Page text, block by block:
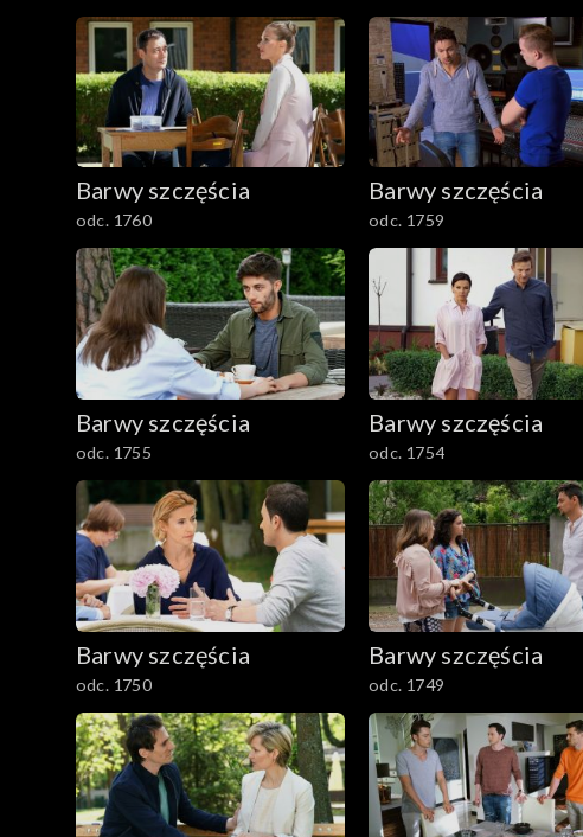
Barwy szczęścia
odc. 1760
Barwy szczęścia
odc. 1759
Barwy szczęścia
odc. 1755
Barwy szczęścia
odc. 1754
Barwy szczęścia
odc. 1750
Barwy szczęścia
odc. 1749